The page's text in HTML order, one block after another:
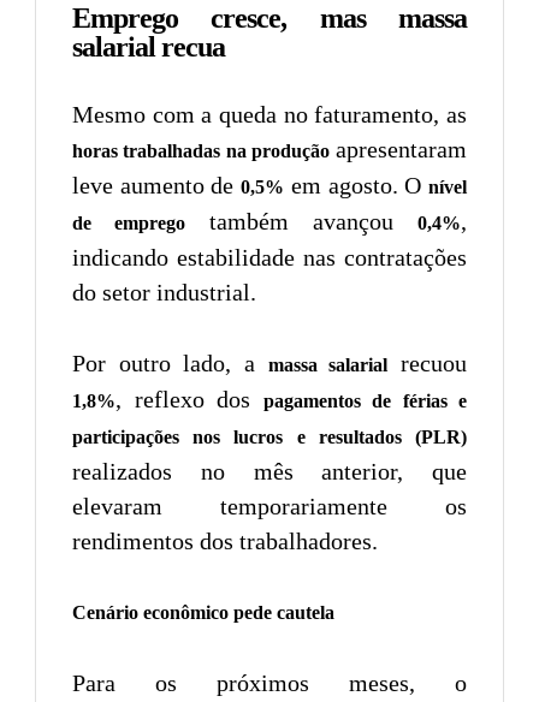
Emprego cresce, mas massa
salarial recua
Mesmo com a queda no faturamento, as
horas trabalhadas na produçãoapresentaram
leve aumento de0,5% em agosto. Onível
de emprego
também avançou 0,4%,
indicando estabilidade nas contratações
do setor industrial.
Por outro lado, a massa salarial recuou
1,8%, reflexo dos
pagamentos de férias e
participações nos lucros e resultados (PLR)
realizados no mês anterior, que
elevaram temporariamente os
rendimentos dos trabalhadores.
Cenário econômico pede cautela
Para os próximos meses, o